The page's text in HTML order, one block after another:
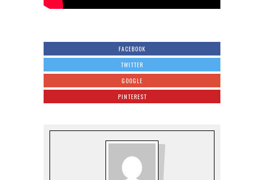
FACEBOOK
TWITTER
GOOGLE
PINTEREST